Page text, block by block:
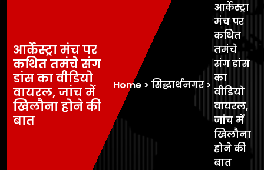
आर्केस्ट्रा मंच पर
कथित तमंचे संग
डांस का वीडियो
वायरल, जांच में
खिलौना होने की
बात
Home > सिद्धार्थनगर >
आर्केस्ट्रा
मंच पर
कथित
तमंचे
संग डांस
का
वीडियो
वायरल,
जांच में
खिलौना
होने की
बात